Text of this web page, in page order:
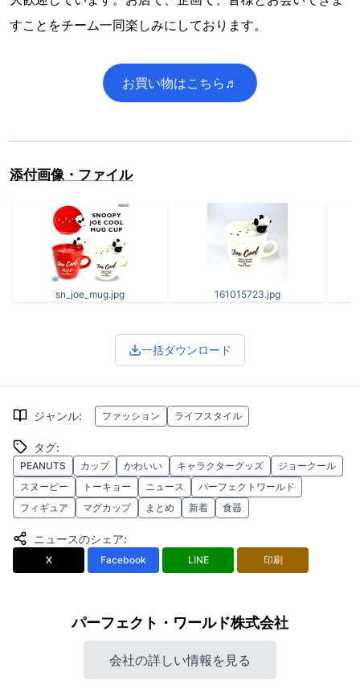
すことをチーム一同楽しみにしております。
お買い物はこちら♬
添付画像・ファイル
sn_joe_mug.jpg 161015723.jpg
一括ダウンロード
ジャンル: ファッション ライフスタイル
タグ:
PEANUTS カップ かわいい キャラクターグッズ
ジョークール
スヌーピー
トーキョー ニュース
パーフェクトワールド
フィギュア
マグカップ まとめ 新着 食器
ニュースのシェア:
X Facebook LINE 印刷
パーフェクト・ワールド株式会社
会社の詳しい情報を見る